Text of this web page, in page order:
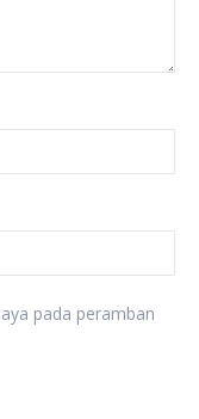
pada peramban